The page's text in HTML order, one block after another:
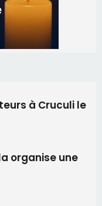
à Cruculi le
organise une